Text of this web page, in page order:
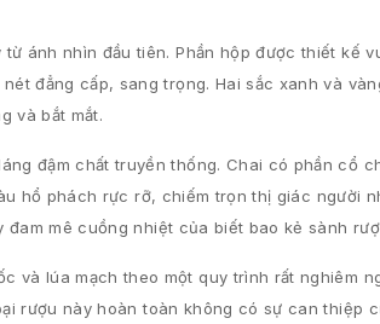
ánh nhìn đầu tiên. Phần hộp được thiết kế
đẳng cấp, sang trọng. Hai sắc xanh và
và bắt mắt.
đậm chất truyền thống. Chai có phần cổ
hổ phách rực rỡ, chiếm trọn thị giác người
mê cuồng nhiệt của biết bao kẻ sành
và lúa mạch theo một quy trình rất nghiêm
rượu này hoàn toàn không có sự can thiệp